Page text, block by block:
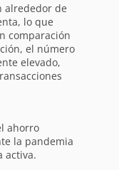
alrededor de
lo que
comparación
el número
elevado,
ahorro
la pandemia
activa.